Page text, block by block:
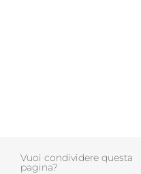
Vuoi condividere questa
pagina?